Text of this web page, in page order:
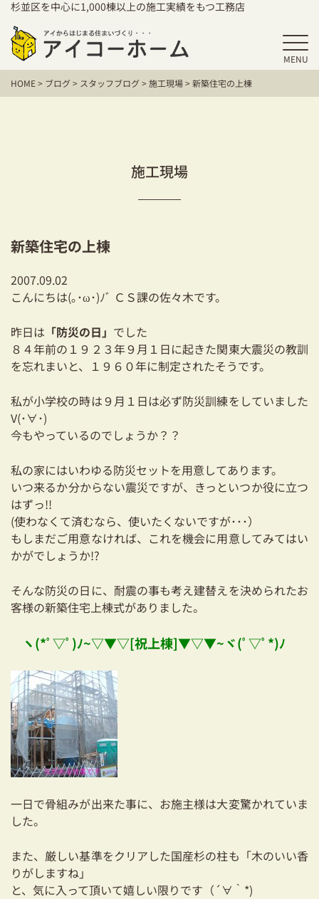
杉並区を中心に1,000棟以上の施工実績をもつ工務店
MENU
HOME
アイコーホームの家づくり
お客様の声
保証／アフターサポート
建て替えをお考えの方
耐震対策も安心の家づくり
リフォーム・リノベーションをお考えの方
必見！土地からお探しの方へ
資金計画についてのご相談
ショールーム
お知らせ
採用情報
03-3334-0334
HOME> ブログ> スタッフブログ>施工現場>新築住宅の上棟
施工現場
新築住宅の上棟
2007.09.02
こんにちは(｡･ω･)ﾉﾞ ＣＳ課の佐々木です。
昨日は 「防災の日」 でした
８４年前の１９２３年９月１日に起きた関東大震災の教訓
を忘れまいと、１９６０年に制定されたそうです。
私が小学校の時は９月１日は必ず防災訓練をしていました
V(･∀･)
今もやっているのでしょうか？？
私の家にはいわゆる防災セットを用意してあります。
いつ来るか分からない震災ですが、きっといつか役に立つ
はずっ!!
(使わなくて済むなら、使いたくないですが･･･）
もしまだご用意なければ、これを機会に用意してみてはい
かがでしょうか!?
そんな防災の日に、耐震の事も考え建替えを決められたお
客様の新築住宅上棟式がありました。
ヽ(*ﾟ▽ﾟ)ﾉ~▽▼▽[祝上棟]▼▽▼~ヾ(ﾟ▽ﾟ*)ﾉ
一日で骨組みが出来た事に、お施主様は大変驚かれていま
した。
また、厳しい基準をクリアした国産杉の柱も「木のいい香
りがしますね」
と、気に入って頂いて嬉しい限りです（´∀｀*)